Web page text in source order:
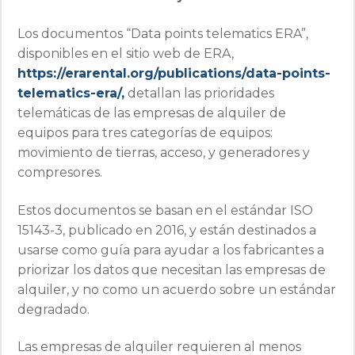
Los documentos “Data points telematics ERA”,
disponibles en el sitio web de ERA,
https://erarental.org/publications/data-points-
telematics-era/, detallan las prioridades
telemáticas de las empresas de alquiler de
equipos para tres categorías de equipos:
movimiento de tierras, acceso, y generadores y
compresores.
Estos documentos se basan en el estándar ISO
15143-3, publicado en 2016, y están destinados a
usarse como guía para ayudar a los fabricantes a
priorizar los datos que necesitan las empresas de
alquiler, y no como un acuerdo sobre un estándar
degradado.
Las empresas de alquiler requieren al menos